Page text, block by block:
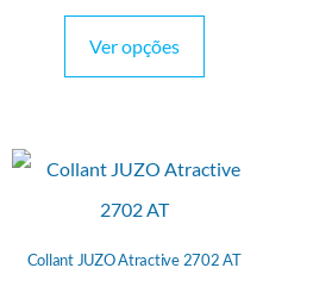
Ver opções
Collant JUZO Atractive 2702 AT